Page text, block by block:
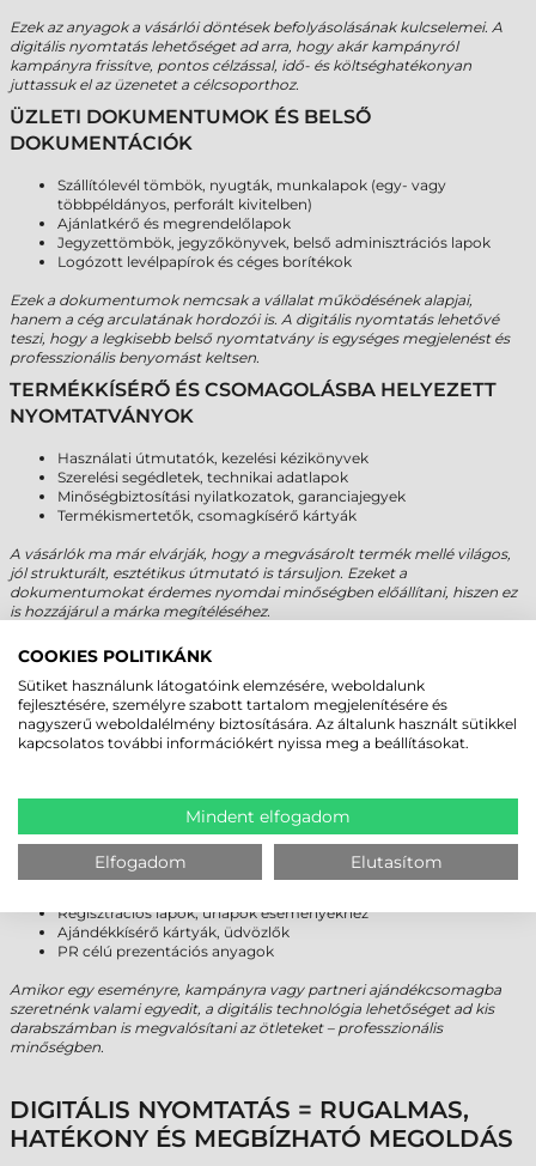
Ezek az anyagok a vásárlói döntések befolyásolásának kulcselemei. A
digitális nyomtatás lehetőséget ad arra, hogy akár kampányról
kampányra frissítve, pontos célzással, idő- és költséghatékonyan
juttassuk el az üzenetet a célcsoporthoz.
ÜZLETI DOKUMENTUMOK ÉS BELSŐ
DOKUMENTÁCIÓK
Szállítólevél tömbök, nyugták, munkalapok (egy- vagy
többpéldányos, perforált kivitelben)
Ajánlatkérő és megrendelőlapok
Jegyzettömbök, jegyzőkönyvek, belső adminisztrációs lapok
Logózott levélpapírok és céges borítékok
Ezek a dokumentumok nemcsak a vállalat működésének alapjai,
hanem a cég arculatának hordozói is. A digitális nyomtatás lehetővé
teszi, hogy a legkisebb belső nyomtatvány is egységes megjelenést és
professzionális benyomást keltsen.
TERMÉKKÍSÉRŐ ÉS CSOMAGOLÁSBA HELYEZETT
NYOMTATVÁNYOK
Használati útmutatók, kezelési kézikönyvek
Szerelési segédletek, technikai adatlapok
Minőségbiztosítási nyilatkozatok, garanciajegyek
Termékismertetők, csomagkísérő kártyák
A vásárlók ma már elvárják, hogy a megvásárolt termék mellé világos,
jól strukturált, esztétikus útmutató is társuljon. Ezeket a
dokumentumokat érdemes nyomdai minőségben előállítani, hiszen ez
is hozzájárul a márka megítéléséhez.
KIADVÁNYOK, KÖNYVEK, NAPTÁRAK
Kis példányszámú könyvek, kézikönyvek
Céges naptárak, belső kiadványok
Katalógusok, árlisták
is készíthetünk néhány tucat példányt, igényes kivitelben, gyorsan és
EGYEDI, KIS SZÉRIÁS KREATÍV TERMÉKEK
Regisztrációs lapok, űrlapok eseményekhez
Ajándékkísérő kártyák, üdvözlők
PR célú prezentációs anyagok
Amikor egy eseményre, kampányra vagy partneri ajándékcsomagba
szeretnénk valami egyedit, a digitális technológia lehetőséget ad kis
darabszámban is megvalósítani az ötleteket – professzionális
minőségben.
DIGITÁLIS NYOMTATÁS = RUGALMAS,
HATÉKONY ÉS MEGBÍZHATÓ MEGOLDÁS
COOKIES POLITIKÁNK
Sütiket használunk látogatóink elemzésére, weboldalunk
fejlesztésére, személyre szabott tartalom megjelenítésére és
nagyszerű weboldalélmény biztosítására. Az általunk használt sütikkel
kapcsolatos további információkért nyissa meg a beállításokat.
Mindent elfogadom
Elfogadom Elutasítom